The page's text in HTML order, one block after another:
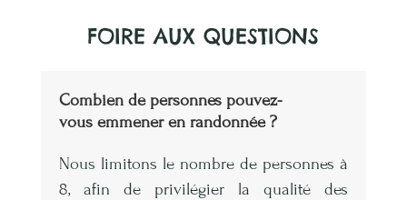
FOIRE AUX QUESTIONS
Combien de personnes pouvez-
vous emmener en randonnée ?
Nous limitons le nombre de personnes à
8, afin de privilégier la qualité des